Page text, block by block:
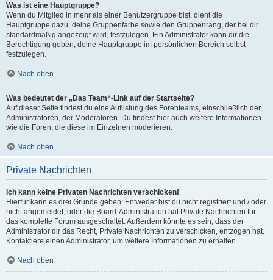
Was ist eine Hauptgruppe?
Wenn du Mitglied in mehr als einer Benutzergruppe bist, dient die
Hauptgruppe dazu, deine Gruppenfarbe sowie den Gruppenrang, der bei dir
standardmäßig angezeigt wird, festzulegen. Ein Administrator kann dir die
Berechtigung geben, deine Hauptgruppe im persönlichen Bereich selbst
festzulegen.
Nach oben
Was bedeutet der „Das Team“-Link auf der Startseite?
Auf dieser Seite findest du eine Auflistung des Forenteams, einschließlich der
Administratoren, der Moderatoren. Du findest hier auch weitere Informationen
wie die Foren, die diese im Einzelnen moderieren.
Nach oben
Private Nachrichten
Ich kann keine Privaten Nachrichten verschicken!
Hierfür kann es drei Gründe geben: Entweder bist du nicht registriert und / oder
nicht angemeldet, oder die Board-Administration hat Private Nachrichten für
das komplette Forum ausgeschaltet. Außerdem könnte es sein, dass der
Administrator dir das Recht, Private Nachrichten zu verschicken, entzogen hat.
Kontaktiere einen Administrator, um weitere Informationen zu erhalten.
Nach oben